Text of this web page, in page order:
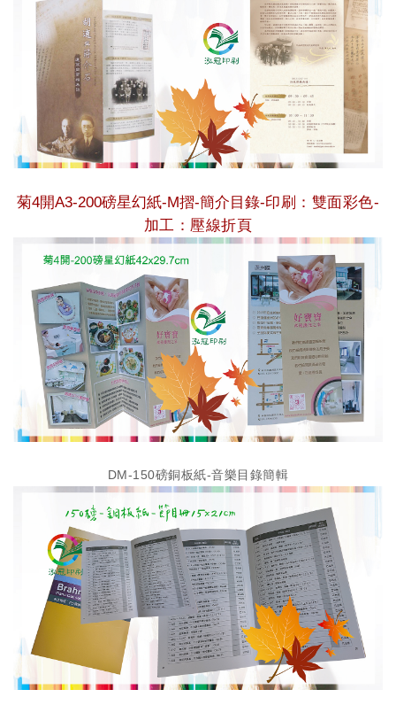
菊4開A3-200磅星幻紙-M摺-簡介目錄-印刷：雙面彩色-
加工：壓線折頁
DM-150磅銅板紙-音樂目錄簡輯